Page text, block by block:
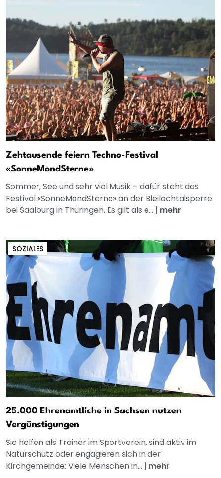
Zehtausende feiern Techno-Festival
«SonneMondSterne»
Sommer, See und sehr viel Musik – dafür steht das
Festival «SonneMondSterne» an der Bleilochtalsperre
bei Saalburg in Thüringen. Es gilt als e... | mehr
SOZIALES
25.000 Ehrenamtliche in Sachsen nutzen
Vergünstigungen
Sie helfen als Trainer im Sportverein, sind aktiv im
Naturschutz oder engagieren sich in der
Kirchgemeinde: Viele Menschen in... | mehr